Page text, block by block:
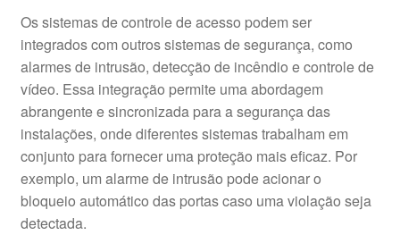
Os sistemas de controle de acesso podem ser
integrados com outros sistemas de segurança, como
alarmes de intrusão, detecção de incêndio e controle de
vídeo. Essa integração permite uma abordagem
abrangente e sincronizada para a segurança das
instalações, onde diferentes sistemas trabalham em
conjunto para fornecer uma proteção mais eficaz. Por
exemplo, um alarme de intrusão pode acionar o
bloqueio automático das portas caso uma violação seja
detectada.